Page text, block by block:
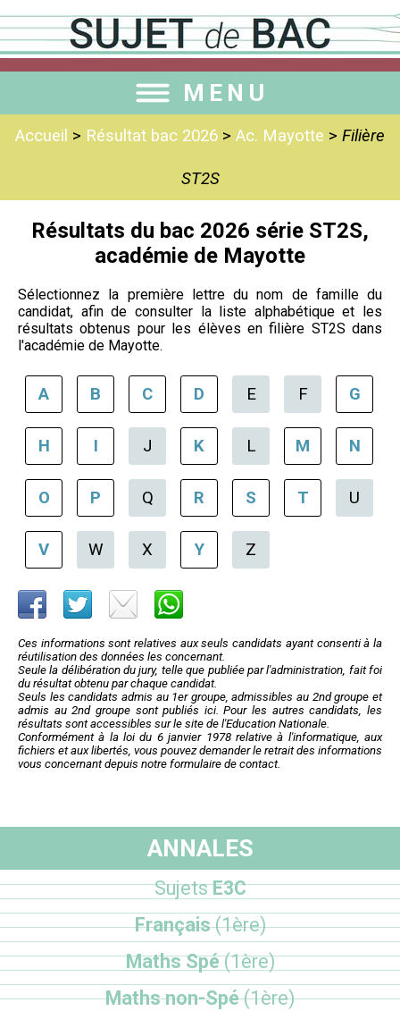
MENU
Accueil > Résultat bac 2026 > Ac. Mayotte > Filière
ST2S
Résultats du bac 2026 série ST2S,
académie de Mayotte
Sélectionnez la première lettre du nom de famille du
candidat, afin de consulter la liste alphabétique et les
résultats obtenus pour les élèves en filière ST2S dans
l'académie de Mayotte.
A B C D E F G
H I J K L M N
O P Q R S T U
V W X Y Z
Ces informations sont relatives aux seuls candidats ayant consenti à la
réutilisation des données les concernant.
Seule la délibération du jury, telle que publiée par l'administration, fait foi
du résultat obtenu par chaque candidat.
Seuls les candidats admis au 1er groupe, admissibles au 2nd groupe et
admis au 2nd groupe sont publiés ici. Pour les autres candidats, les
résultats sont accessibles sur le site de l'Education Nationale.
Conformément à la loi du 6 janvier 1978 relative à l'informatique, aux
fichiers et aux libertés, vous pouvez demander le retrait des informations
vous concernant depuis notre formulaire de contact.
ANNALES
SujetsE3C
Français(1ère)
Maths Spé(1ère)
Maths non-Spé(1ère)